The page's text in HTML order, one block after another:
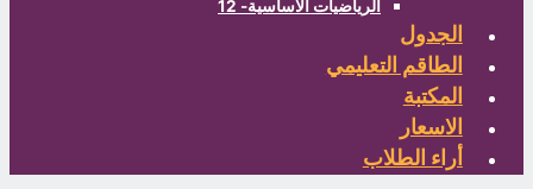
الرياضيات الاساسية- 12
الجدول
الطاقم التعليمي
المكتبة
الاسعار
أراء الطلاب